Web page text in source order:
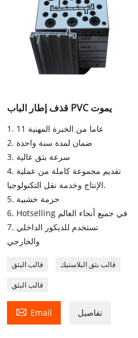
قذف إطار الباب PVC يموت
1. 11 عاما من الخبرة المهنية
2. ضمان لمدة سنة واحدة
3. سرعة بثق عالية
4. تقديم مجموعة كاملة من عملية
الإنتاج وخدمة نقل التكنولوجيا.
5. حزمة خشبية
6. Hotselling في جميع أنحاء العالم
7. تستخدم للديكور الداخلي
والخارجي
قالب البثق قالب بثق البلاستيك
قالب البثق
 Email تفاصيل